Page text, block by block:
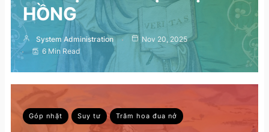
HỒNG
System Administration
Nov 20, 2025
6 Min Read
Góp nhặt Suy tư Trăm hoa đua nở